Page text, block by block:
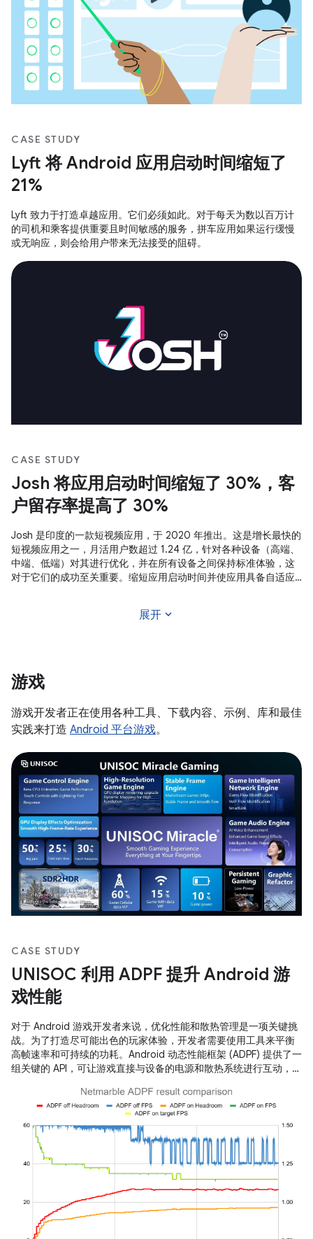
CASE STUDY
Lyft 将 Android 应用启动时间缩短了
21%
Lyft 致力于打造卓越应用。它们必须如此。对于每天为数以百万计
的司机和乘客提供重要且时间敏感的服务，拼车应用如果运行缓慢
或无响应，则会给用户带来无法接受的阻碍。
CASE STUDY
Josh 将应用启动时间缩短了 30%，客
户留存率提高了 30%
Josh 是印度的一款短视频应用，于 2020 年推出。这是增长最快的
短视频应用之一，月活用户数超过 1.24 亿，针对各种设备（高端、
中端、低端）对其进行优化，并在所有设备之间保持标准体验，这
对于它们的成功至关重要。缩短应用启动时间并使应用具备自适应
展开 expand_more
游戏
游戏开发者正在使用各种工具、下载内容、示例、库和最佳
实践来打造 Android 平台游戏。
CASE STUDY
UNISOC 利用 ADPF 提升 Android 游
戏性能
对于 Android 游戏开发者来说，优化性能和散热管理是一项关键挑
战。为了打造尽可能出色的玩家体验，开发者需要使用工具来平衡
高帧速率和可持续的功耗。Android 动态性能框架 (ADPF) 提供了一
组关键的 API，可让游戏直接与设备的电源和散热系统进行互动，从
上提供出色的游戏体验。从 Android 14 开始，UNISOC 产品完全支
持核心 ADPF API，包括 Performance Hint、Thermal 和